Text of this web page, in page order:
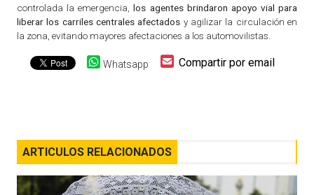
controlada la emergencia,los agentes brindaron apoyo vial para
liberar los carriles centrales afectados y agilizar la circulación en
la zona, evitando mayores afectaciones a los automovilistas.
Whatsapp Compartir por email
ARTICULOS RELACIONADOS